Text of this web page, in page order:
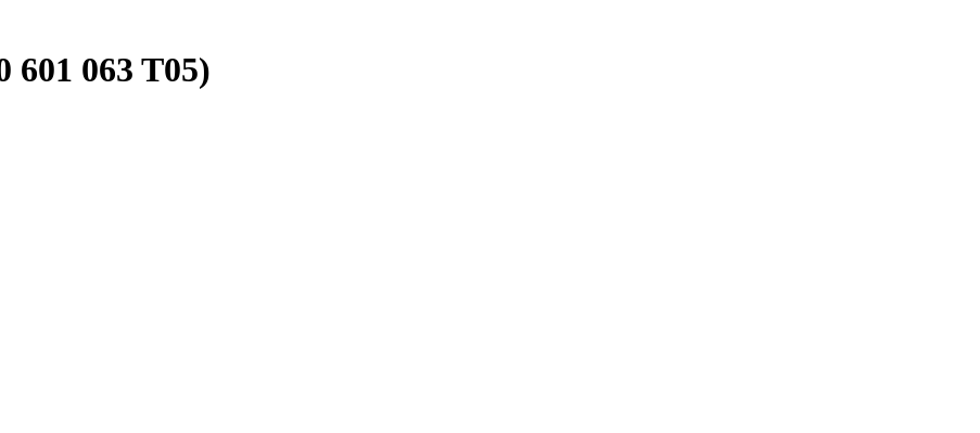
063 T05)